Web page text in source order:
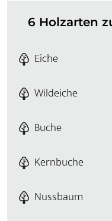
6 Holzarten
Eiche
Wildeiche
Buche
Kernbuche
Nussbaum